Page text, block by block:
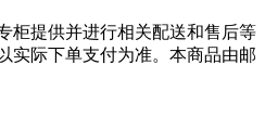
柜提供并进行相关配送和售后等
实际下单支付为准。本商品由邮